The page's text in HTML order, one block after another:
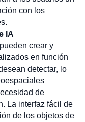
con los
IA
crear y
en función
detectar, lo
de
La interfaz fácil de
de los objetos de